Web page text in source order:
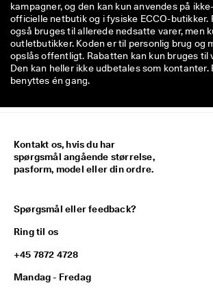
kampagner, og den kan kun anvendes på
officielle netbutik og i fysiske ECCO-butikker.
også bruges til allerede nedsatte varer, men
outletbutikker. Koden er til personlig brug og
opslås offentligt. Rabatten kan kun bruges til
Den kan heller ikke udbetales som kontanter.
benyttes én gang.
Kontakt os, hvis du har
spørgsmål angående størrelse,
pasform, model eller din ordre.
Spørgsmål eller feedback?
Ring til os
+45 7872 4728
Mandag - Fredag